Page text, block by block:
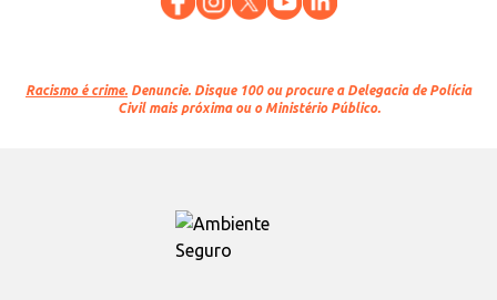
Racismo é crime. Denuncie. Disque 100 ou procure a Delegacia de Polícia
Civil mais próxima ou o Ministério Público.